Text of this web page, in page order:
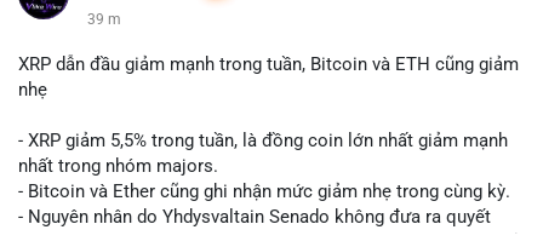
39 m
XRP dẫn đầu giảm mạnh trong tuần, Bitcoin và ETH cũng giảm
nhẹ
- XRP giảm 5,5% trong tuần, là đồng coin lớn nhất giảm mạnh
nhất trong nhóm majors.
- Bitcoin và Ether cũng ghi nhận mức giảm nhẹ trong cùng kỳ.
- Nguyên nhân do Yhdysvaltain Senado không đưa ra quyết